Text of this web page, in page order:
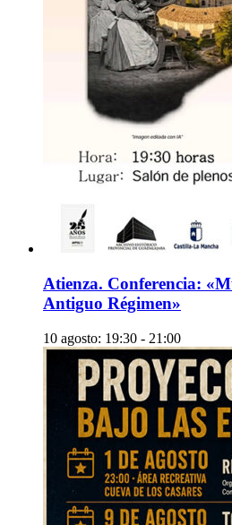
Atienza. Conferencia:
Antiguo Régimen»
10 agosto: 19:30 - 21:00